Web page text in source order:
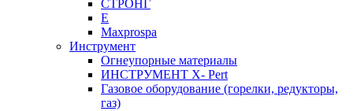
СТРОНГ
Е
Maxprospa
Инструмент
Огнеупорные материалы
ИНСТРУМЕНТ X- Pert
Газовое оборудование (горелки, редукторы,
газ)